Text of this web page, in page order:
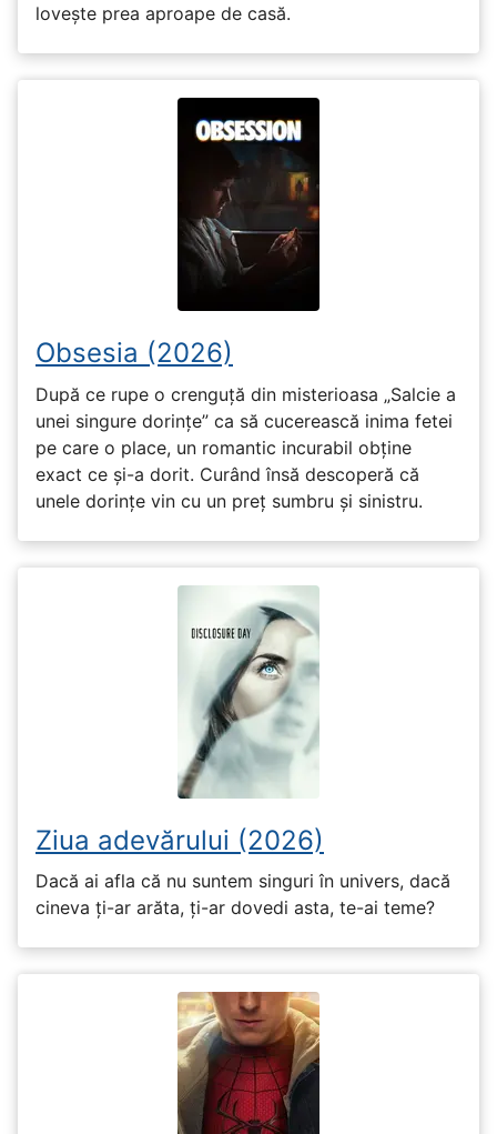
lovește prea aproape de casă.
Obsesia (2026)
După ce rupe o crenguță din misterioasa „Salcie a
unei singure dorințe” ca să cucerească inima fetei
pe care o place, un romantic incurabil obține
exact ce și-a dorit. Curând însă descoperă că
unele dorințe vin cu un preț sumbru și sinistru.
Ziua adevărului (2026)
Dacă ai afla că nu suntem singuri în univers, dacă
cineva ți-ar arăta, ți-ar dovedi asta, te-ai teme?